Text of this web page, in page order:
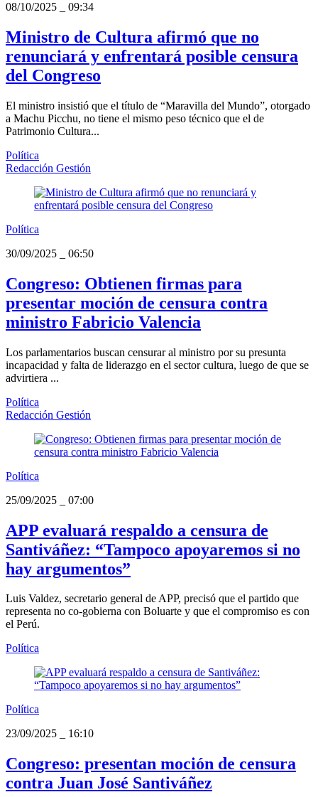
08/10/2025
09:34
Ministro de Cultura afirmó que no
renunciará y enfrentará posible censura
del Congreso
El ministro insistió que el título de “Maravilla del Mundo”, otorgado
a Machu Picchu, no tiene el mismo peso técnico que el de
Patrimonio Cultura...
Política
Redacción Gestión
Política
30/09/2025
06:50
Congreso: Obtienen firmas para
presentar moción de censura contra
ministro Fabricio Valencia
Los parlamentarios buscan censurar al ministro por su presunta
incapacidad y falta de liderazgo en el sector cultura, luego de que se
advirtiera ...
Política
Redacción Gestión
Política
25/09/2025
07:00
APP evaluará respaldo a censura de
Santiváñez: “Tampoco apoyaremos si no
hay argumentos”
Luis Valdez, secretario general de APP, precisó que el partido que
representa no co-gobierna con Boluarte y que el compromiso es con
el Perú.
Política
Política
23/09/2025
16:10
Congreso: presentan moción de censura
contra Juan José Santiváñez